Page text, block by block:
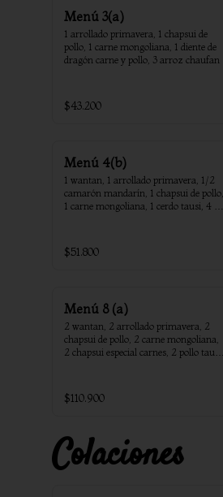
Menú 3(a)
1 arrollado primavera, 1 chapsui de
pollo, 1 carne mongoliana, 1 diente de
dragón carne y pollo, 3 arroz chaufan
$43.200
Menú 4(b)
1 wantan, 1 arrollado primavera, 1/2
camarón mandarín, 1 chapsui de pollo,
1 carne mongoliana, 1 cerdo tausi, 4
$51.800
Menú 8 (a)
2 wantan, 2 arrollado primavera, 2
chapsui de pollo, 2 carne mongoliana,
2 chapsui especial carnes, 2 pollo tausi,
$110.900
Colaciones